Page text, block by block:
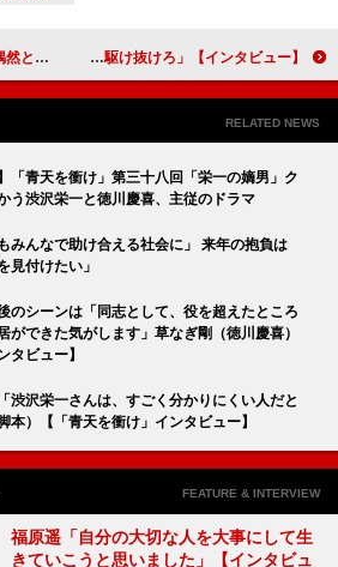
いてみたかった」 【インタビュー】「風の向こうへ駆け抜けろ」中村蒼「競馬の見方はだいぶ変わりました」 平手友梨奈主演のドラマで調教師役
RELATED NEWS
「青天を衝け」第三十八回「栄一の嫡男」ク
う渋沢栄一と徳川慶喜、主従のドラマ
みんなで助け合える社会に」 来年の抱負は
見付けたい」
のシーンは「同志として、役を超えたところ
ができた気がします」草なぎ剛（徳川慶喜）
タビュー】
渋沢栄一さんは、すごく分かりにくい人だと
本）【「青天を衝け」インタビュー】
FEATURE & INTERVIEW
福原遥「自分の大切な人を大事にして生
きていこうと思いました」【インタビュ